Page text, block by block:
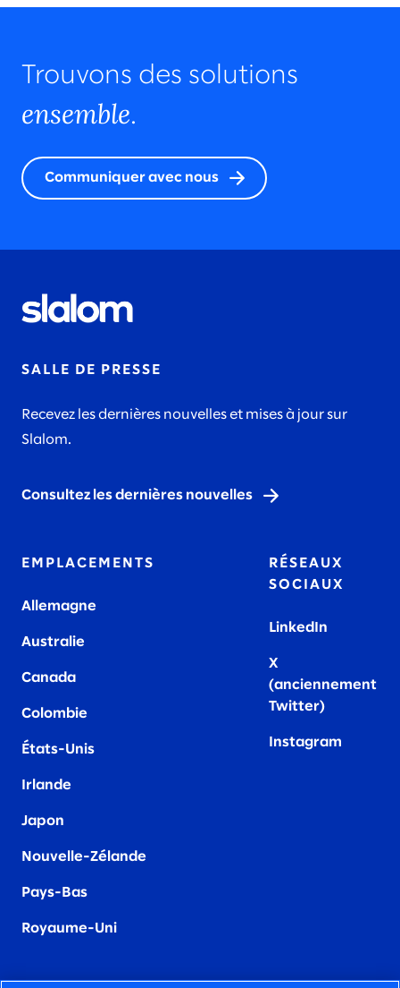
Trouvons des solutions
ensemble.
Communiquer avec nous
SALLE DE PRESSE
Recevez les dernières nouvelles et mises à jour sur
Slalom.
Consultez les dernières nouvelles
EMPLACEMENTS
Allemagne
Australie
Canada
Colombie
États-Unis
Irlande
Japon
Nouvelle-Zélande
Pays-Bas
Royaume-Uni
RÉSEAUX
SOCIAUX
LinkedIn
X
(anciennement
Twitter)
Instagram